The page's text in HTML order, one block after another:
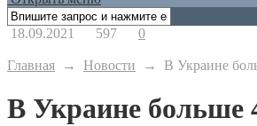
18.09.2021 597 0
Главная → Новости → В Украине
В Украине больше